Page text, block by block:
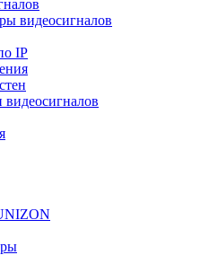
видеосигналов
IP